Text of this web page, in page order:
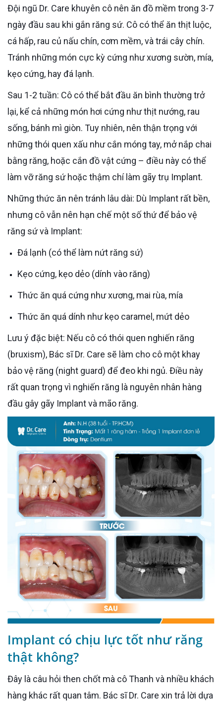
Đội ngũ Dr. Care khuyên cô nên ăn đồ mềm trong 3-7
ngày đầu sau khi gắn răng sứ. Cô có thể ăn thịt luộc,
cá hấp, rau củ nấu chín, cơm mềm, và trái cây chín.
Tránh những món cực kỳ cứng như xương sườn, mía,
kẹo cứng, hay đá lạnh.
Sau 1-2 tuần: Cô có thể bắt đầu ăn bình thường trở
lại, kể cả những món hơi cứng như thịt nướng, rau
sống, bánh mì giòn. Tuy nhiên, nên thận trọng với
những thói quen xấu như cắn móng tay, mở nắp chai
bằng răng, hoặc cắn đồ vật cứng – điều này có thể
làm vỡ răng sứ hoặc thậm chí làm gãy trụ Implant.
Những thức ăn nên tránh lâu dài: Dù Implant rất bền,
nhưng cô vẫn nên hạn chế một số thứ để bảo vệ
răng sứ và Implant:
Đá lạnh (có thể làm nứt răng sứ)
Kẹo cứng, kẹo dẻo (dính vào răng)
Thức ăn quá cứng như xương, mai rùa, mía
Thức ăn quá dính như kẹo caramel, mứt dẻo
Lưu ý đặc biệt: Nếu cô có thói quen nghiến răng
(bruxism), Bác sĩ Dr. Care sẽ làm cho cô một khay
bảo vệ răng (night guard) để đeo khi ngủ. Điều này
rất quan trọng vì nghiến răng là nguyên nhân hàng
đầu gây gãy Implant và mão răng.
Implant có chịu lực tốt như răng
thật không?
Đây là câu hỏi then chốt mà cô Thanh và nhiều khách
hàng khác rất quan tâm. Bác sĩ Dr. Care xin trả lời dựa